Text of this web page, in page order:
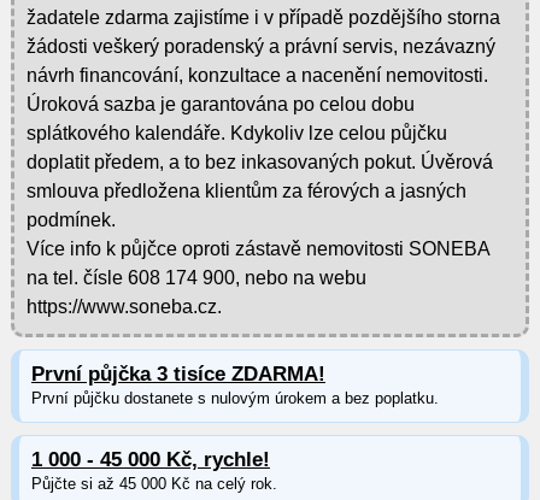
žadatele zdarma zajistíme i v případě pozdějšího storna
žádosti veškerý poradenský a právní servis, nezávazný
návrh financování, konzultace a nacenění nemovitosti.
Úroková sazba je garantována po celou dobu
splátkového kalendáře. Kdykoliv lze celou půjčku
doplatit předem, a to bez inkasovaných pokut. Úvěrová
smlouva předložena klientům za férových a jasných
podmínek.
Více info k půjčce oproti zástavě nemovitosti SONEBA
na tel. čísle 608 174 900, nebo na webu
https://www.soneba.cz.
První půjčka 3 tisíce ZDARMA!
První půjčku dostanete s nulovým úrokem a bez poplatku.
1 000 - 45 000 Kč, rychle!
Půjčte si až 45 000 Kč na celý rok.